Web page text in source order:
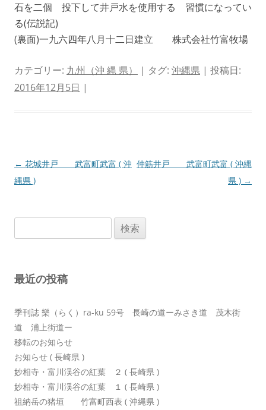
石を二個 投下して井戸水を使用する 習慣になってい
る(伝説記)
(裏面)一九六四年八月十二日建立 株式会社竹富牧場
カテゴリー: 九州（沖 縄 県） | タグ: 沖縄県 | 投稿日:
2016年12月5日 |
投
稿
ョ
← 花城井戸 武富町武富 ( 沖
縄県 )
仲筋井戸 武富町武富 ( 沖縄
県 ) →
索:
最近の投稿
季刊誌 樂（らく）ra-ku 59号 長崎の道ーみさき道 茂木街
道 浦上街道ー
移転のお知らせ
お知らせ ( 長崎県 )
妙相寺・富川渓谷の紅葉 ２ ( 長崎県 )
妙相寺・富川渓谷の紅葉 １ ( 長崎県 )
祖納岳の猪垣 竹富町西表 ( 沖縄県 )